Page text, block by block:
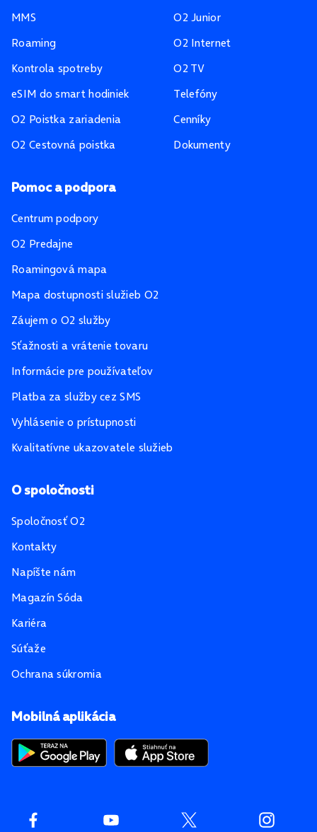
Mobilná aplikácia
MMS
Roaming
Kontrola spotreby
eSIM do smart hodiniek
O2 Poistka zariadenia
O2 Cestovná poistka
O2 Junior
O2 Internet
O2 TV
Telefóny
Cenníky
Dokumenty
Pomoc a podpora
Centrum podpory
O2 Predajne
Roamingová mapa
Mapa dostupnosti služieb O2
Záujem o O2 služby
Sťažnosti a vrátenie tovaru
Informácie pre používateľov
Platba za služby cez SMS
Vyhlásenie o prístupnosti
Kvalitatívne ukazovatele služieb
O spoločnosti
Spoločnosť O2
Kontakty
Napíšte nám
Magazín Sóda
Kariéra
Súťaže
Ochrana súkromia